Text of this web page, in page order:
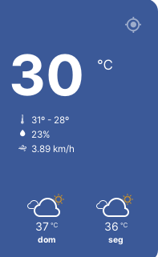
30 ℃
31º - 28º
23%
3.89 km/h
37 ℃
dom
36 ℃
seg